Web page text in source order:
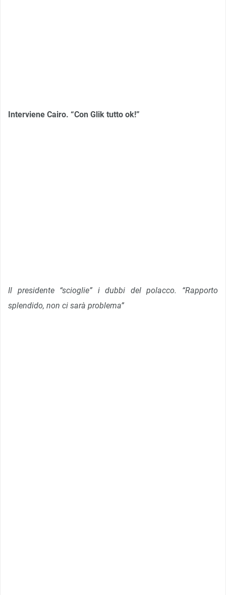
Interviene Cairo. “Con Glik tutto ok!”
Il presidente “scioglie” i dubbi del polacco. “Rapporto
splendido, non ci sarà problema”